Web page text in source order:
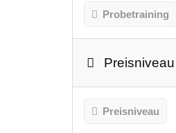
Probetraining
Preisniveau
Preisniveau